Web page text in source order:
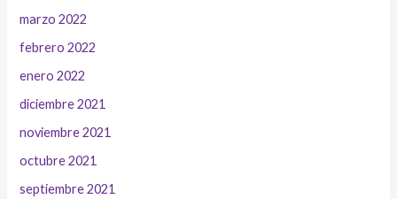
marzo 2022
febrero 2022
enero 2022
diciembre 2021
noviembre 2021
octubre 2021
septiembre 2021